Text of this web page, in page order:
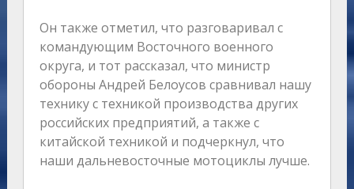
Он также отметил, что разговаривал с
командующим Восточного военного
округа, и тот рассказал, что министр
обороны Андрей Белоусов сравнивал нашу
технику с техникой производства других
российских предприятий, а также с
китайской техникой и подчеркнул, что
наши дальневосточные мотоциклы лучше.